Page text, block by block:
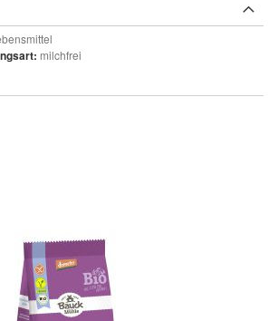
milchfrei